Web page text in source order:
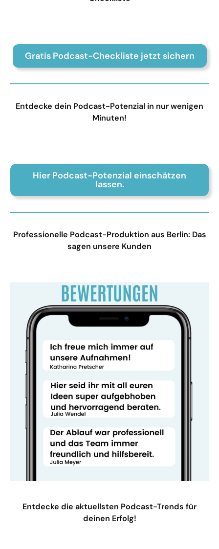
Gratis Podcast-Checkliste jetzt sichern
Entdecke dein Podcast-Potenzial in nur wenigen
Minuten!
Hier Podcast-Potenzial einschätzen
lassen.
Professionelle Podcast-Produktion aus Berlin: Das
sagen unsere Kunden
Entdecke die aktuellsten Podcast-Trends für
deinen Erfolg!